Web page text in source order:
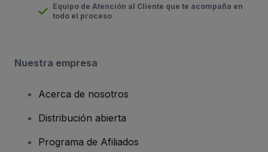
Equipo de Atención al Cliente que te acompaña en
todo el proceso
Nuestra empresa
Acerca de nosotros
Distribución abierta
Programa de Afiliados